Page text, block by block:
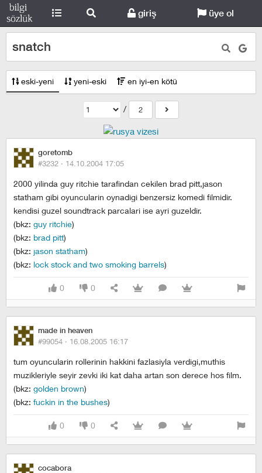
giriş üye ol
snatch
eski-yeni yeni-eski en iyi-en kötü
/ 2
goretomb
#3232 · 14.10.2004 17:05
2000 yilinda guy ritchie tarafindan cekilen brad pitt,jason
statham gibi oyuncularin oynadigi benzersiz komedi filmidir.
kendisi guzel soundtrack parcalari ise ayri guzeldir.
(bkz: guy ritchie)
(bkz: brad pitt)
(bkz: jason statham)
(bkz: lock stock and two smoking barrels)
0 0
made in heaven
#99054 · 16.08.2005 16:17
tum oyuncularin rollerinin hakkini fazlasiyla verdigi,muthis
muzikleriyle seyir zevki iki kat daha artan son derece hos film.
(bkz: golden brown)
(bkz: fuckin in the bushes)
0 0
cocabora